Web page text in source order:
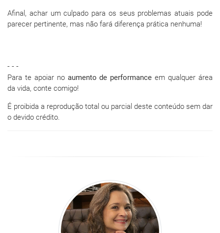
Afinal, achar um culpado para os seus problemas atuais pode
parecer pertinente, mas não fará diferença prática nenhuma!
- - -
Para te apoiar no aumento de performance em qualquer área
da vida, conte comigo!
É proibida a reprodução total ou parcial deste conteúdo sem dar
o devido crédito.